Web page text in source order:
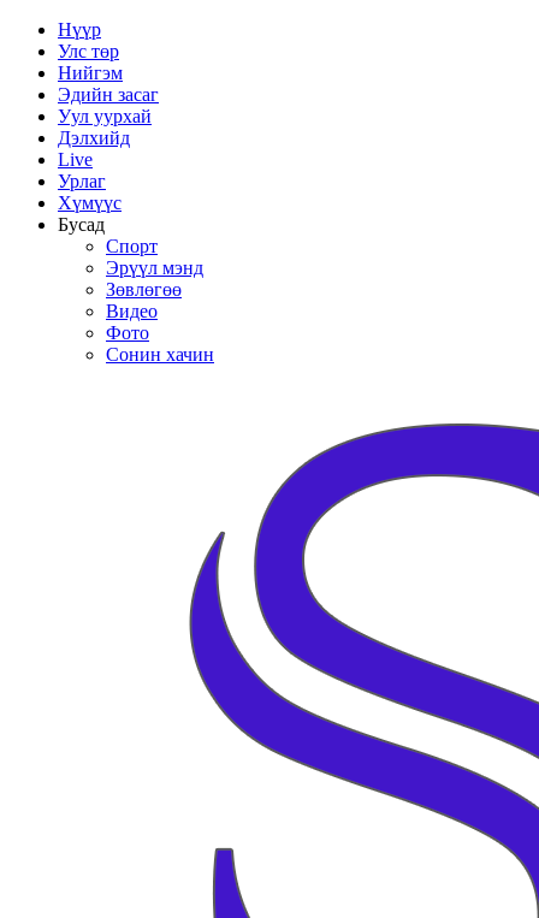
Нүүр
Улс төр
Нийгэм
Эдийн засаг
Уул уурхай
Дэлхийд
Live
Урлаг
Хүмүүс
Бусад
Спорт
Эрүүл мэнд
Зөвлөгөө
Видео
Фото
Сонин хачин